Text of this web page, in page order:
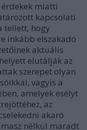
miatti
kapcsolati
tellett, hogy
inkább elszakadó
aktuális
elutálják az
szerepet olyan
vagyis a
amelyek esélyt
az
akaró
nélkül maradt